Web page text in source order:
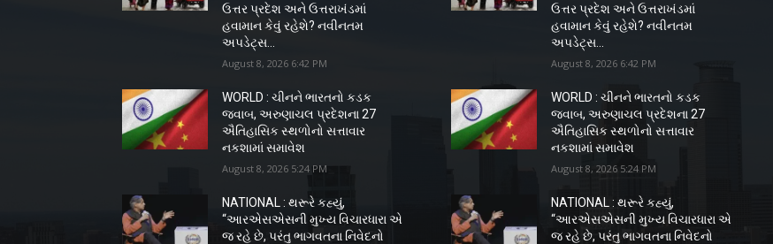
ઉત્તર પ્રદેશ અને ઉત્તરાખંડમાં
હવામાન કેવું રહેશે? નવીનતમ
અપડેટ્સ...
August 8, 2026 6:42 PM
WORLD : ચીનને ભારતનો કડક
જવાબ, અરુણાચલ પ્રદેશના 27
ઐતિહાસિક સ્થળોનો સત્તાવાર
નકશામાં સમાવેશ
August 8, 2026 5:24 PM
NATIONAL : થરૂરે કહ્યું,
“આરએસએસની મુખ્ય વિચારધારા એ
જ રહે છે, પરંતુ ભાગવતના નિવેદનો
ઉત્તર પ્રદેશ અને ઉત્તરાખંડમાં
હવામાન કેવું રહેશે? નવીનતમ
અપડેટ્સ...
August 8, 2026 6:42 PM
WORLD : ચીનને ભારતનો કડક
જવાબ, અરુણાચલ પ્રદેશના 27
ઐતિહાસિક સ્થળોનો સત્તાવાર
નકશામાં સમાવેશ
August 8, 2026 5:24 PM
NATIONAL : થરૂરે કહ્યું,
“આરએસએસની મુખ્ય વિચારધારા એ
જ રહે છે, પરંતુ ભાગવતના નિવેદનો